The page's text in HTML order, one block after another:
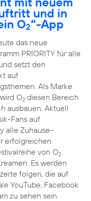
und in
O2“-App
das neue
PRIORITY für alle
setzt den
auf
Als Marke
O2diesen Bereich
ausbauen. Aktuell
Fans auf
alle Zuhause-
erfolgreichen
von O2
Es werden
folgen, die auf
YouTube, Facebook
zu sehen sein